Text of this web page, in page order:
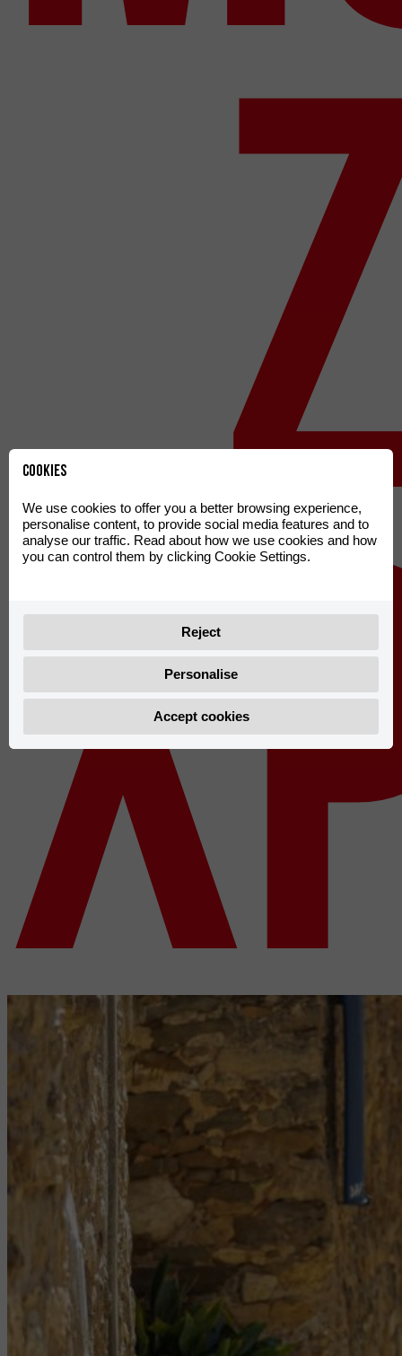
Cookies
We use cookies to offer you a better browsing experience,
personalise content, to provide social media features and to
analyse our traffic. Read about how we use cookies and how
you can control them by clicking Cookie Settings.
Reject
Personalise
Accept cookies